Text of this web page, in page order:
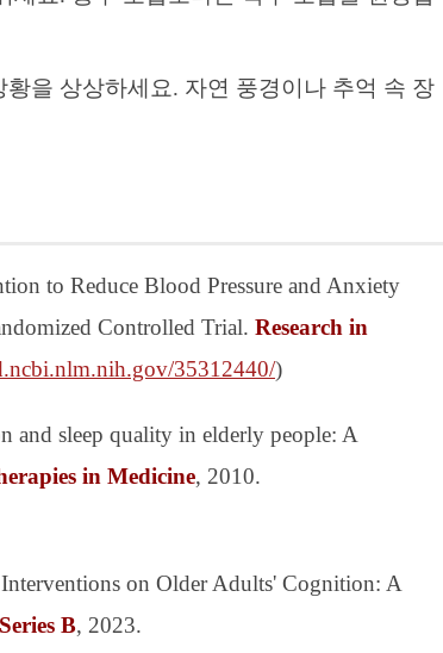
을 상상하세요. 자연 풍경이나 추억 속 장
to Reduce Blood Pressure and Anxiety
Controlled Trial. Research in
35312440/)
and sleep quality in elderly people: A
in Medicine, 2010.
on Older Adults' Cognition: A
B, 2023.